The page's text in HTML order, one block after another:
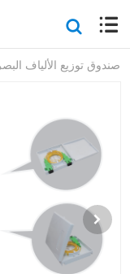
صندوق توزيع الألياف